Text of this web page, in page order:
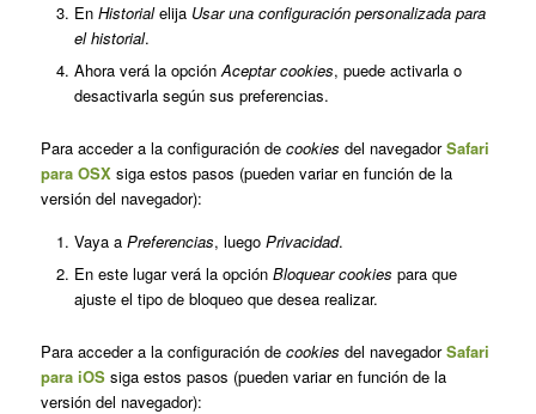
En Historialelija Usar una configuración personalizada para
el historial.
Ahora verá la opciónAceptar cookies, puede activarla o
desactivarla según sus preferencias.
Para acceder a la configuración de cookies del navegadorSafari
para OSXsiga estos pasos (pueden variar en función de la
versión del navegador):
Vaya a Preferencias, luego Privacidad.
En este lugar verá la opción Bloquear cookies para que
ajuste el tipo de bloqueo que desea realizar.
Para acceder a la configuración de cookies del navegadorSafari
para iOSsiga estos pasos (pueden variar en función de la
versión del navegador):